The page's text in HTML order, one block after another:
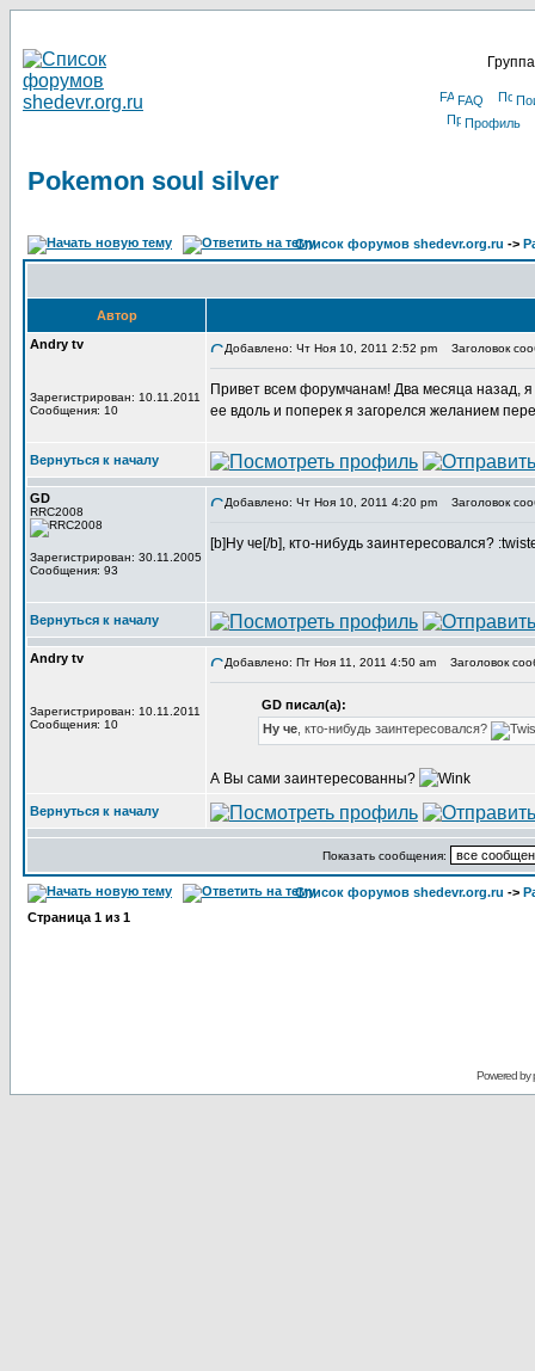
FAQ
Профиль
Pokemon soul silver
Список форумов shedevr.org.ru ->
Автор
Andry tv
Зарегистрирован: 10.11.2011
Сообщения: 10
Добавлено: Чт Ноя 10, 2011 2:52 pm Заголовок
Привет всем форумчанам! Два месяца назад,
ее вдоль и поперек я загорелся желанием
Вернуться к началу
GD
RRC2008
Зарегистрирован: 30.11.2005
Сообщения: 93
Добавлено: Чт Ноя 10, 2011 4:20 pm Заголовок
[b]Ну че[/b], кто-нибудь заинтересовался?
Вернуться к началу
Andry tv
Зарегистрирован: 10.11.2011
Сообщения: 10
Добавлено: Пт Ноя 11, 2011 4:50 am Заголовок
GD писал(а):
Ну че , кто-нибудь заинтересовался?
А Вы сами заинтересованны?
Вернуться к началу
Показать сообщения:
Список форумов shedevr.org.ru ->
Страница 1 из 1
Powered by